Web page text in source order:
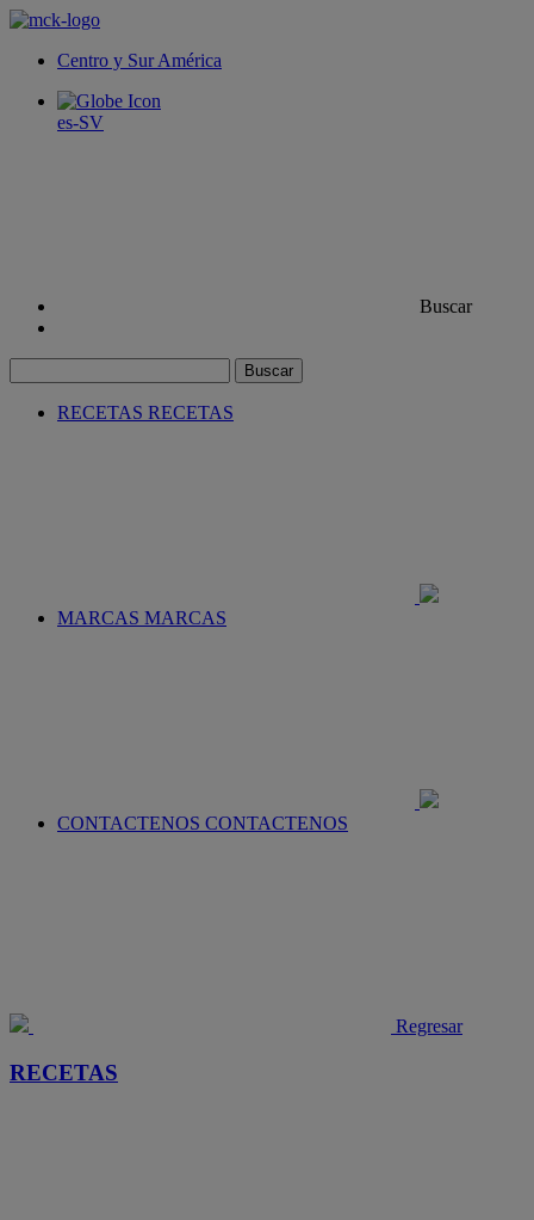
Centro y Sur América
es-SV
Buscar
Buscar
RECETAS RECETAS
MARCAS MARCAS
CONTACTENOS CONTACTENOS
Regresar
RECETAS